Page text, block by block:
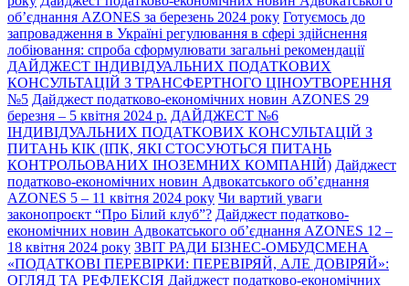
об’єднання AZONES за березень 2024 року Готуємось до
запровадження в Україні регулювання в сфері здійснення
лобіювання: спроба сформулювати загальні рекомендації
ДАЙДЖЕСТ ІНДИВІДУАЛЬНИХ ПОДАТКОВИХ
КОНСУЛЬТАЦІЙ З ТРАНСФЕРТНОГО ЦІНОУТВОРЕННЯ
№5 Дайджест податково-економічних новин AZONES 29
березня – 5 квітня 2024 р. ДАЙДЖЕСТ №6
ІНДИВІДУАЛЬНИХ ПОДАТКОВИХ КОНСУЛЬТАЦІЙ З
ПИТАНЬ КІК (ІПК, ЯКІ СТОСУЮТЬСЯ ПИТАНЬ
КОНТРОЛЬОВАНИХ ІНОЗЕМНИХ КОМПАНІЙ) Дайджест
податково-економічних новин Адвокатського об’єднання
AZONES 5 – 11 квітня 2024 року Чи вартий уваги
законопроєкт “Про Білий клуб”? Дайджест податково-
економічних новин Адвокатського об’єднання AZONES 12 –
18 квітня 2024 року ЗВІТ РАДИ БІЗНЕС-ОМБУДСМЕНА
«ПОДАТКОВІ ПЕРЕВІРКИ: ПЕРЕВІРЯЙ, АЛЕ ДОВІРЯЙ»:
ОГЛЯД ТА РЕФЛЕКСІЯ Дайджест податково-економічних